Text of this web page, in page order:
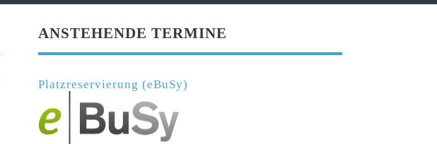
ANSTEHENDE TERMINE
Platzreservierung (eBuSy)